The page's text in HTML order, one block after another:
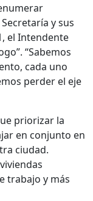
y sus
el Intendente
“Sabemos
cada uno
perder el eje
priorizar la
en conjunto en
ciudad.
trabajo y más